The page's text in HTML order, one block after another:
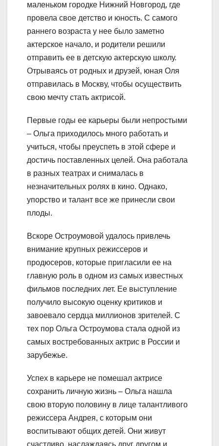
маленьком городке Нижний Новгород, где
провела свое детство и юность. С самого
раннего возраста у нее было заметно
актерское начало, и родители решили
отправить ее в детскую актерскую школу.
Отрываясь от родных и друзей, юная Оля
отправилась в Москву, чтобы осуществить
свою мечту стать актрисой.
Первые годы ее карьеры были непростыми
– Ольга приходилось много работать и
учиться, чтобы преуспеть в этой сфере и
достичь поставленных целей. Она работала
в разных театрах и снималась в
незначительных ролях в кино. Однако,
упорство и талант все же принесли свои
плоды.
Вскоре Остроумовой удалось привлечь
внимание крупных режиссеров и
продюсеров, которые пригласили ее на
главную роль в одном из самых известных
фильмов последних лет. Ее выступление
получило высокую оценку критиков и
завоевало сердца миллионов зрителей. С
тех пор Ольга Остроумова стала одной из
самых востребованных актрис в России и
зарубежье.
Успех в карьере не помешал актрисе
сохранить личную жизнь – Ольга нашла
свою вторую половину в лице талантливого
режиссера Андрея, с которым они
воспитывают общих детей. Они живут